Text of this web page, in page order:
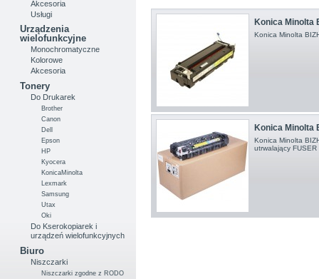
Akcesoria
Usługi
Urządzenia
wielofunkcyjne
Monochromatyczne
Kolorowe
Akcesoria
Tonery
Do Drukarek
Brother
Canon
Dell
Epson
HP
Kyocera
KonicaMinolta
Lexmark
Samsung
Utax
Oki
Do Kserokopiarek i
urządzeń wielofunkcyjnych
Biuro
Niszczarki
Niszczarki zgodne z RODO
Konica Minolta
Konica Minolta
Konica Minolta
Konica Minolta
utrwalający FUSER